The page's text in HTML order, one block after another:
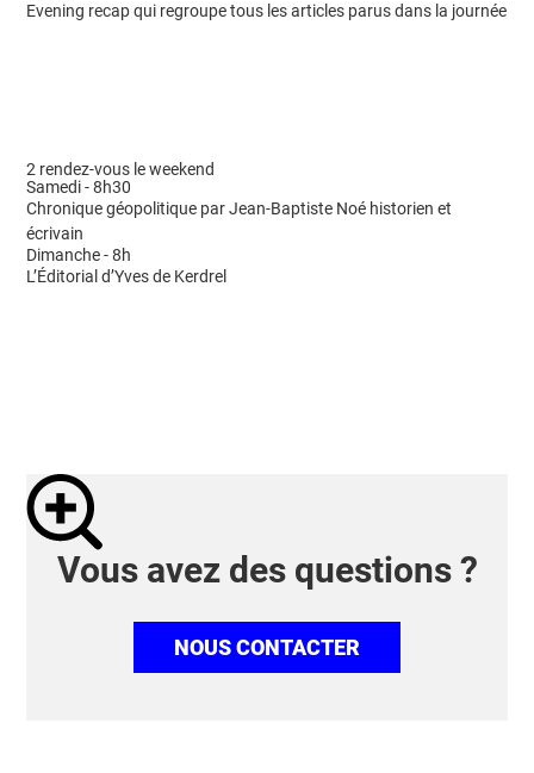
Evening recap qui regroupe tous les articles parus dans la journée
2 rendez-vous le weekend
Samedi - 8h30
Chronique géopolitique par Jean-Baptiste Noé historien et
écrivain
Dimanche - 8h
L’Éditorial d’Yves de Kerdrel
Vous avez des questions ?
NOUS CONTACTER